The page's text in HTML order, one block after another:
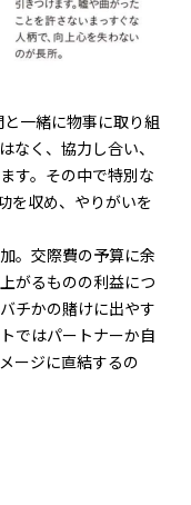
一緒に物事に取り組
なく、協力し合い、
す。その中で特別な
を収め、やりがいを
。交際費の予算に余
がるものの利益につ
チかの賭けに出やす
ではパートナーか自
ージに直結するの